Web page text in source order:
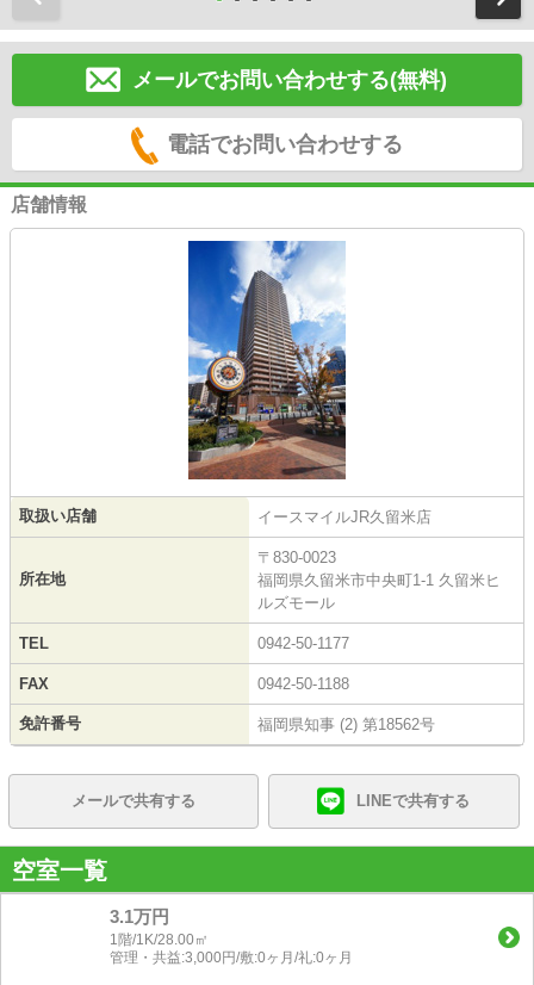
メールでお問い合わせする(無料)
電話でお問い合わせする
店舗情報
取扱い店舗 イースマイルJR久留米店
所在地
〒830-0023
福岡県久留米市中央町1-1 久留米ヒ
ルズモール
TEL 0942-50-1177
FAX 0942-50-1188
免許番号 福岡県知事 (2) 第18562号
メールで共有する LINEで共有する
空室一覧
3.1万円
1階/1K/28.00㎡
管理・共益:3,000円/敷:0ヶ月/礼:0ヶ月